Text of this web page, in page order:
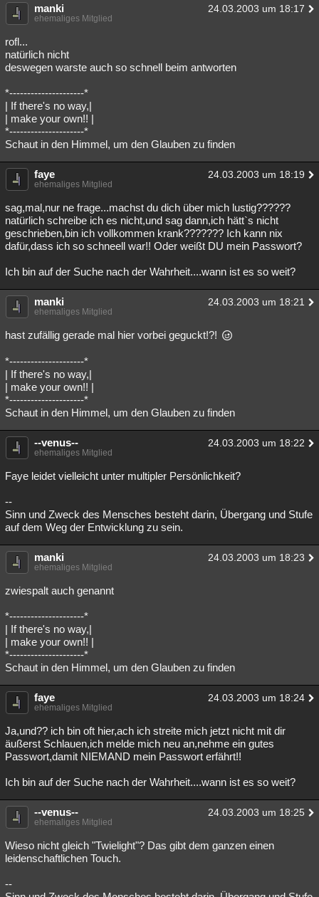
manki 24.03.2003 um 18:17
ehemaliges Mitglied
rofl...
natürlich nicht
deswegen warste auch so schnell beim antworten
*---------------------*
| If there's no way,|
| make your own!! |
*---------------------*
Schaut in den Himmel, um den Glauben zu finden
faye 24.03.2003 um 18:19
ehemaliges Mitglied
sag,mal,nur ne frage...machst du dich über mich lustig??????
natürlich schreibe ich es nicht,und sag dann,ich hätt`s nicht
geschrieben,bin ich vollkommen krank??????? Ich kann nix
dafür,dass ich so schneell war!! Oder weißt DU mein Passwort?
Ich bin auf der Suche nach der Wahrheit....wann ist es so weit?
manki 24.03.2003 um 18:21
ehemaliges Mitglied
hast zufällig gerade mal hier vorbei geguckt!?!
*---------------------*
| If there's no way,|
| make your own!! |
*---------------------*
Schaut in den Himmel, um den Glauben zu finden
--venus-- 24.03.2003 um 18:22
ehemaliges Mitglied
Faye leidet vielleicht unter multipler Persönlichkeit?
--
Sinn und Zweck des Mensches besteht darin, Übergang und Stufe
auf dem Weg der Entwicklung zu sein.
manki 24.03.2003 um 18:23
ehemaliges Mitglied
zwiespalt auch genannt
*---------------------*
| If there's no way,|
| make your own!! |
*---------------------*
Schaut in den Himmel, um den Glauben zu finden
faye 24.03.2003 um 18:24
ehemaliges Mitglied
Ja,und?? ich bin oft hier,ach ich streite mich jetzt nicht mit dir
äußerst Schlauen,ich melde mich neu an,nehme ein gutes
Passwort,damit NIEMAND mein Passwort erfährt!!
Ich bin auf der Suche nach der Wahrheit....wann ist es so weit?
--venus-- 24.03.2003 um 18:25
ehemaliges Mitglied
Wieso nicht gleich "Twielight"? Das gibt dem ganzen einen
leidenschaftlichen Touch.
--